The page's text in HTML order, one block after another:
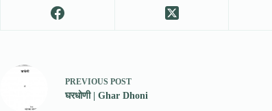
PREVIOUS POST
घरधोणी | Ghar Dhoni